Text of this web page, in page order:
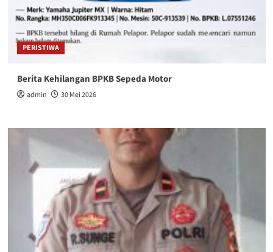
PERISTIWA
Berita Kehilangan BPKB Sepeda Motor
admin 30 Mei 2026